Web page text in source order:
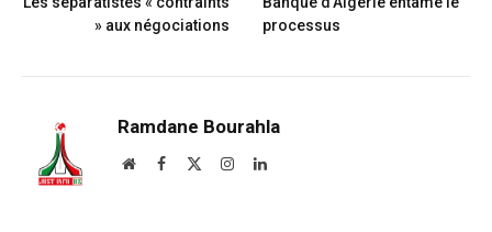
» aux négociations
processus
Ramdane Bourahla
WebsiteFacebook InstagramLinkedIn